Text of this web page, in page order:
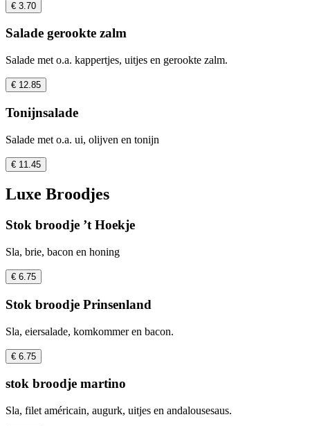
€ 3.70
Salade gerookte zalm
Salade met o.a. kappertjes, uitjes en gerookte zalm.
€ 12.85
Tonijnsalade
Salade met o.a. ui, olijven en tonijn
€ 11.45
Luxe Broodjes
Stok broodje ’t Hoekje
Sla, brie, bacon en honing
€ 6.75
Stok broodje Prinsenland
Sla, eiersalade, komkommer en bacon.
€ 6.75
stok broodje martino
Sla, filet américain, augurk, uitjes en andalousesaus.